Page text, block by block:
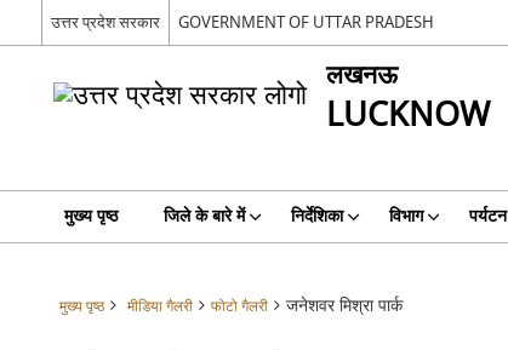
उत्तर प्रदेश सरकार GOVERNMENT OF UTTAR PRADESH
लखनऊ
LUCKNOW
मुख्य पृष्ठ जिले के बारे में निर्देशिका विभाग पर्यटन
मुख्य पृष्ठ मीडिया गैलरी फोटो गैलरी जनेशवर मिश्रा पार्क